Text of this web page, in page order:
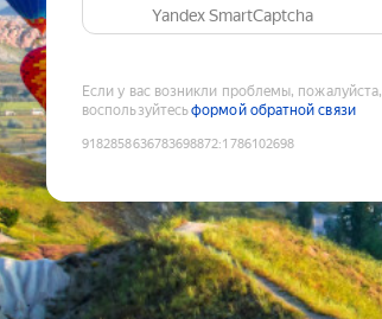
Yandex SmartCaptcha
Если у вас возникли проблемы, пожалуйста,
воспользуйтесьформой обратной связи
9182858636783698872:1786102698